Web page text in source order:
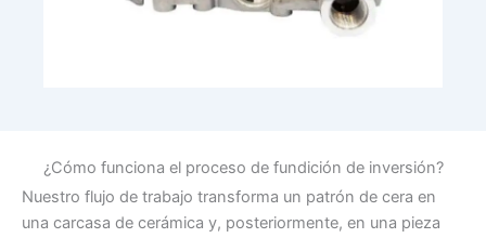
¿Cómo funciona el proceso de fundición de inversión?
Nuestro flujo de trabajo transforma un patrón de cera en
una carcasa de cerámica y, posteriormente, en una pieza